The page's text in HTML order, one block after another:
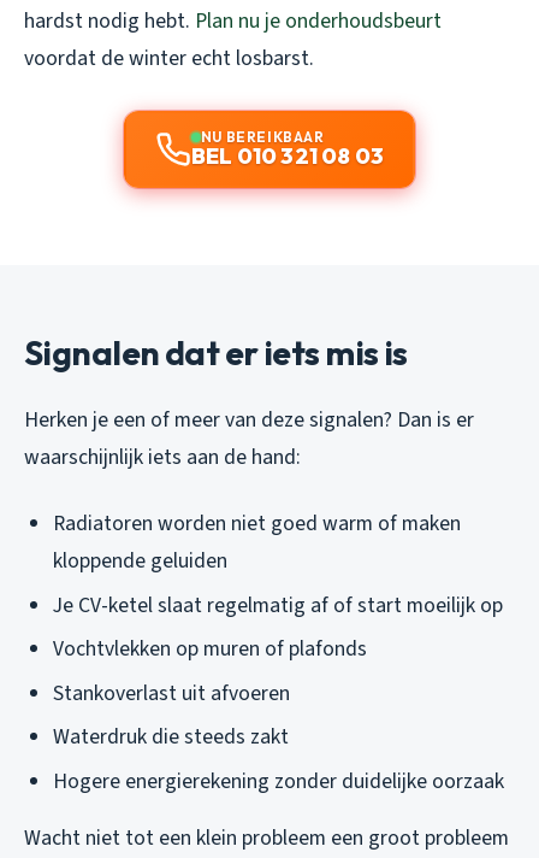
hardst nodig hebt. Plan nu je onderhoudsbeurt
voordat de winter echt losbarst.
NU BEREIKBAAR
BEL 010 321 08 03
Signalen dat er iets mis is
Herken je een of meer van deze signalen? Dan is er
waarschijnlijk iets aan de hand:
Radiatoren worden niet goed warm of maken
kloppende geluiden
Je CV-ketel slaat regelmatig af of start moeilijk op
Vochtvlekken op muren of plafonds
Stankoverlast uit afvoeren
Waterdruk die steeds zakt
Hogere energierekening zonder duidelijke oorzaak
Wacht niet tot een klein probleem een groot probleem